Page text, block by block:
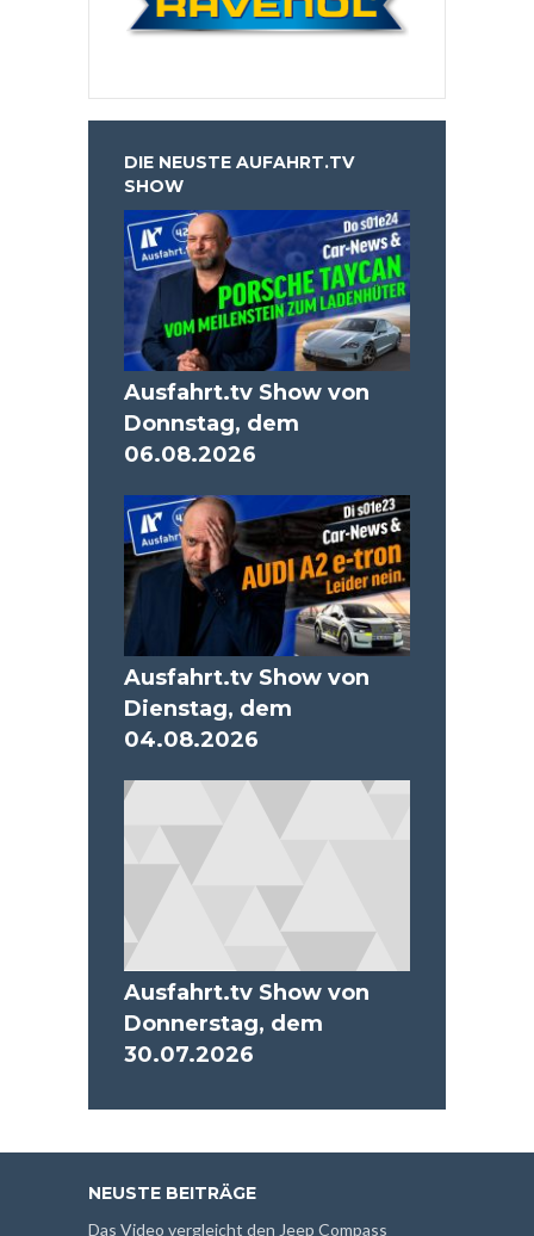
DIE NEUSTE AUFAHRT.TV
SHOW
Ausfahrt.tv Show von
Donnstag, dem
06.08.2026
Ausfahrt.tv Show von
Dienstag, dem
04.08.2026
Ausfahrt.tv Show von
Donnerstag, dem
30.07.2026
NEUSTE BEITRÄGE
Das Video vergleicht den Jeep Compass